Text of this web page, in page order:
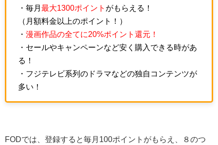
・毎月 最大1300ポイント がもらえる！
（月額料金以上のポイント！）
・ 漫画作品の全てに20%ポイント還元！
・セールやキャンペーンなど安く購入できる時があ
る！
・フジテレビ系列のドラマなどの独自コンテンツが
多い！
FODでは、登録すると毎月100ポイントがもらえ、８のつ